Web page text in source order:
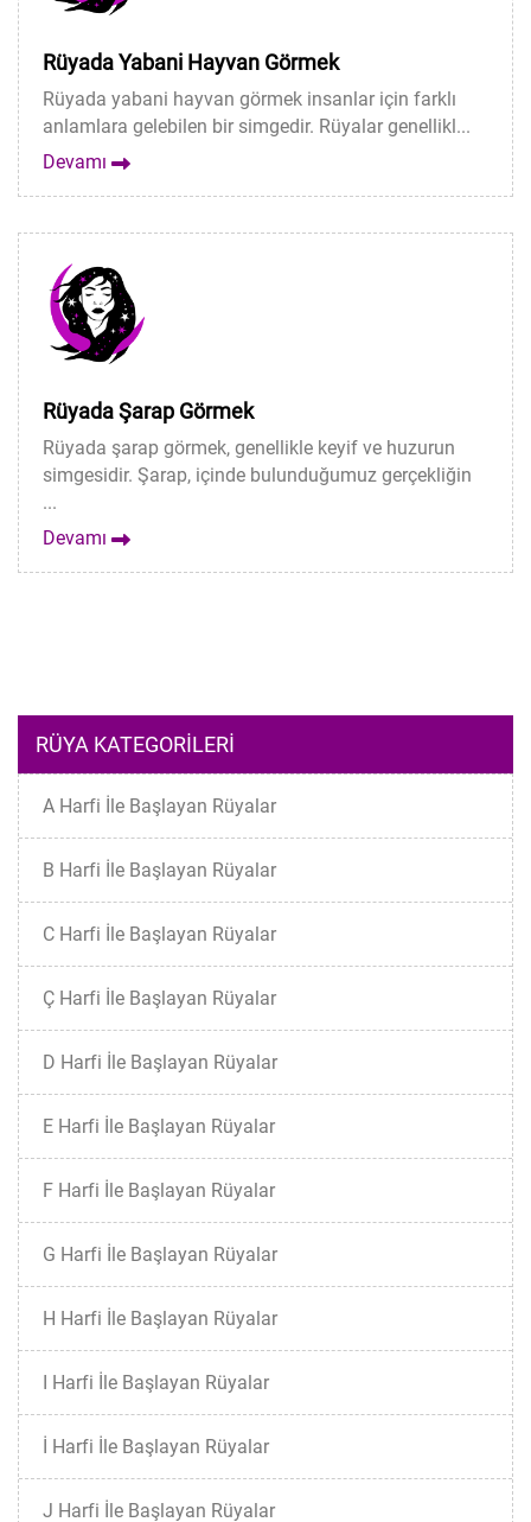
Rüyada Yabani Hayvan Görmek
Rüyada yabani hayvan görmek insanlar için farklı
anlamlara gelebilen bir simgedir. Rüyalar genellikl...
Devamı
Rüyada Şarap Görmek
Rüyada şarap görmek, genellikle keyif ve huzurun
simgesidir. Şarap, içinde bulunduğumuz gerçekliğin
...
Devamı
RÜYA KATEGORILERI
A Harfi İle Başlayan Rüyalar
B Harfi İle Başlayan Rüyalar
C Harfi İle Başlayan Rüyalar
Ç Harfi İle Başlayan Rüyalar
D Harfi İle Başlayan Rüyalar
E Harfi İle Başlayan Rüyalar
F Harfi İle Başlayan Rüyalar
G Harfi İle Başlayan Rüyalar
H Harfi İle Başlayan Rüyalar
I Harfi İle Başlayan Rüyalar
İ Harfi İle Başlayan Rüyalar
J Harfi İle Başlayan Rüyalar